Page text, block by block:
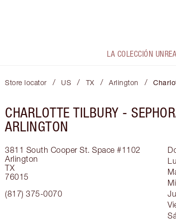
LA COLECCIÓN
Store locator / US / TX / Arlington /
CHARLOTTE TILBURY -
ARLINGTON
3811 South Cooper St. Space #1102
Arlington
TX
76015
(817) 375-0070